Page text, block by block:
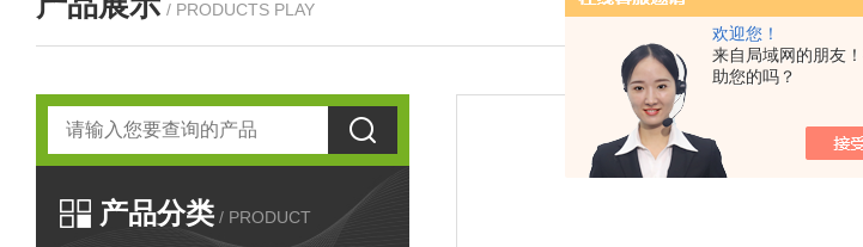
欢迎您！
来自局域网的朋友
助您的吗？
/ PRODUCTS PLAY
产品分类 / PRODUCT